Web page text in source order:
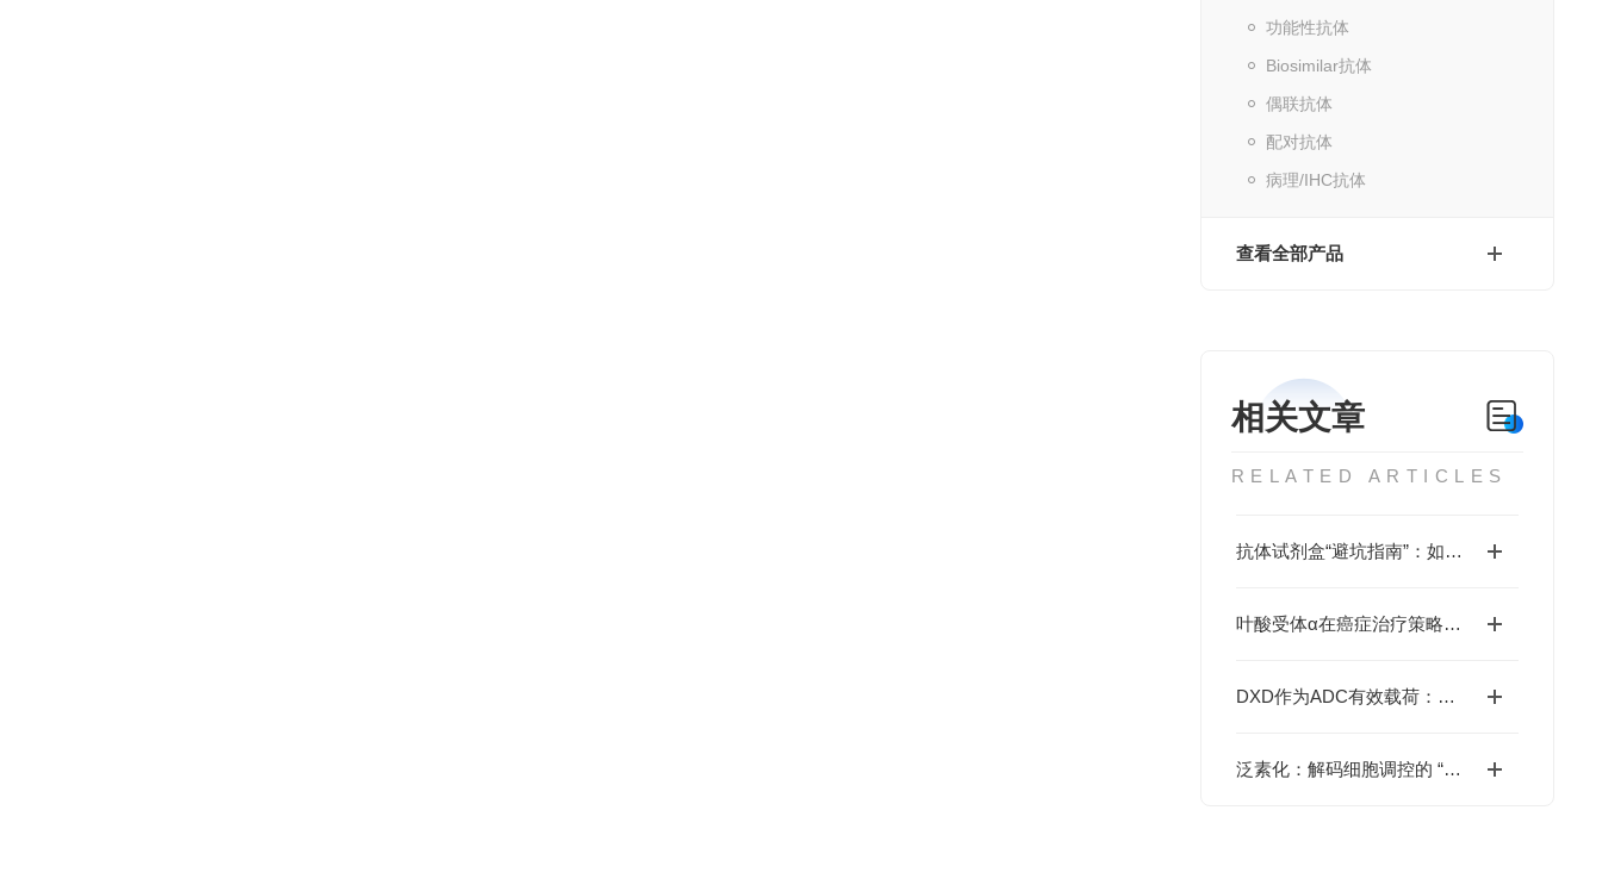
功能性抗体
Biosimilar抗体
偶联抗体
配对抗体
病理/IHC抗体
查看全部产品
相关文章
RELATED ARTICLES
抗体试剂盒“避坑指南”：如何通过验证数据、交叉反应率、批次稳定性选对产品？
叶酸受体α在癌症治疗策略中的多面性
DXD作为ADC有效载荷：如何革新肿瘤靶向治疗格局？
泛素化：解码细胞调控的 “分子标签系统” 及其疾病关联新视野